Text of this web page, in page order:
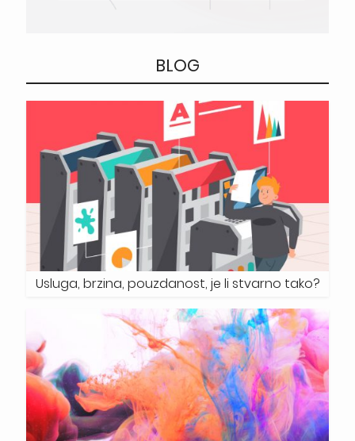
BLOG
Usluga, brzina, pouzdanost, je li stvarno tako?